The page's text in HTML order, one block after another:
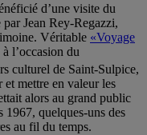
d’une visite du
Jean Rey-Regazzi,
Véritable «Voyage
l’occasion du
culturel de Saint-Sulpice,
mettre en valeur les
alors au grand public
quelques-uns des
au fil du temps.